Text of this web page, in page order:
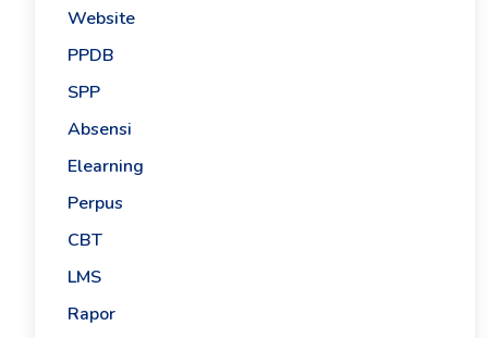
Website
PPDB
SPP
Absensi
Elearning
Perpus
CBT
LMS
Rapor